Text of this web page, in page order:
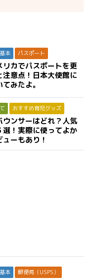
本 パスポート
リカでパスポートを更
注意点！日本大使館に
みたよ。
おすすめ育児グッズ
ウンサーはどれ？人気
選！実際に使ってよか
ーもあり！
本 郵便局（USPS）